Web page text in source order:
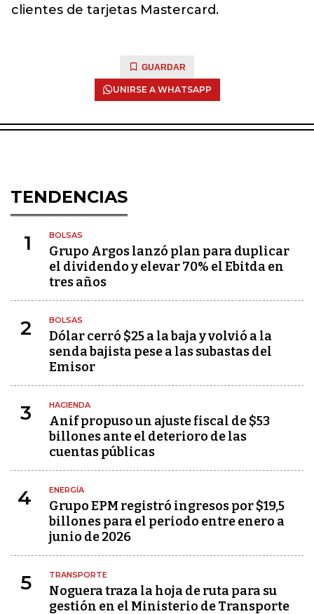
clientes de tarjetas Mastercard.
GUARDAR
UNIRSE A WHATSAPP
TENDENCIAS
1 BOLSAS
Grupo Argos lanzó plan para duplicar
el dividendo y elevar 70% el Ebitda en
tres años
2 BOLSAS
Dólar cerró $25 a la baja y volvió a la
senda bajista pese a las subastas del
Emisor
3 HACIENDA
Anif propuso un ajuste fiscal de $53
billones ante el deterioro de las
cuentas públicas
4 ENERGÍA
Grupo EPM registró ingresos por $19,5
billones para el periodo entre enero a
junio de 2026
5 TRANSPORTE
Noguera traza la hoja de ruta para su
gestión en el Ministerio de Transporte